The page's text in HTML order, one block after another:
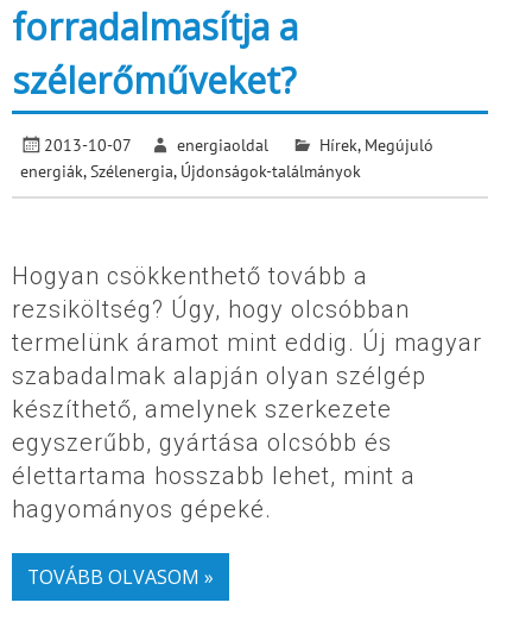
forradalmasítja a
szélerőműveket?
2013-10-07 energiaoldal Hírek, Megújuló
energiák, Szélenergia, Újdonságok-találmányok
Hogyan csökkenthető tovább a
rezsiköltség? Úgy, hogy olcsóbban
termelünk áramot mint eddig. Új magyar
szabadalmak alapján olyan szélgép
készíthető, amelynek szerkezete
egyszerűbb, gyártása olcsóbb és
élettartama hosszabb lehet, mint a
hagyományos gépeké.
TOVÁBB OLVASOM »